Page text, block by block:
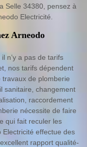
Selle 34380, pensez à
Electricité.
Arneodo
n’y a pas de tarifs
nos tarifs dépendent
de plomberie
sanitaire, changement
raccordement
nécessite de faire
qui fait reculer les
Electricité effectue des
rapport qualité-